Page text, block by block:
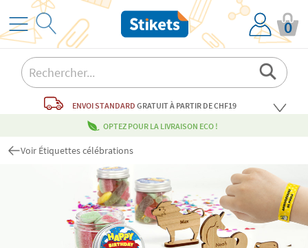
0
ENVOI STANDARD GRATUITÀ PARTIR DE CHF19
OPTEZ POUR LA LIVRAISON ECO !
Voir Étiquettes célébrations